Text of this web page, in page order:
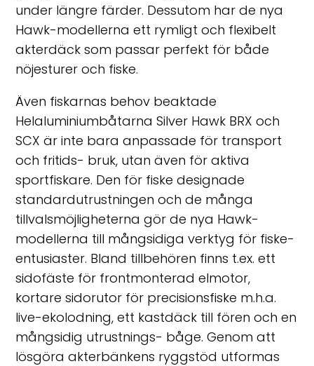
under längre färder. Dessutom har de nya
Hawk-modellerna ett rymligt och flexibelt
akterdäck som passar perfekt för både
nöjesturer och fiske.
Även fiskarnas behov beaktade
Helaluminiumbåtarna Silver Hawk BRX och
SCX är inte bara anpassade för transport
och fritids- bruk, utan även för aktiva
sportfiskare. Den för fiske designade
standardutrustningen och de många
tillvalsmöjligheterna gör de nya Hawk-
modellerna till mångsidiga verktyg för fiske-
entusiaster. Bland tillbehören finns t.ex. ett
sidofäste för frontmonterad elmotor,
kortare sidorutor för precisionsfiske m.h.a.
live-ekolodning, ett kastdäck till fören och en
mångsidig utrustnings- båge. Genom att
lösgöra akterbänkens ryggstöd utformas